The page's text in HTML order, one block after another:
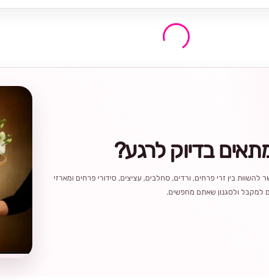
בדיוק לרגע?
בין זרי פרחים, ורדים, סחלבים, עציצים, סידורי פרחים ומארזי
למקבל ולסגנון שאתם מחפשים.